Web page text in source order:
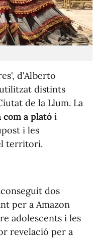
d'Alberto
distints
de la Llum. La
a plató i
i les
territori.
dos
per a Amazon
adolescents i les
revelació per a